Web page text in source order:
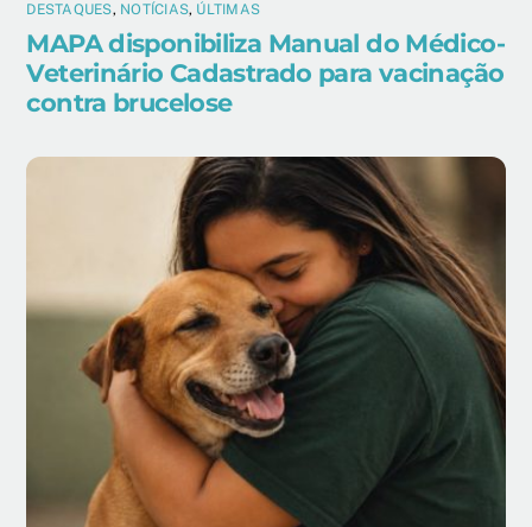
DESTAQUES, NOTÍCIAS, ÚLTIMAS
MAPA disponibiliza Manual do Médico-
Veterinário Cadastrado para vacinação
contra brucelose